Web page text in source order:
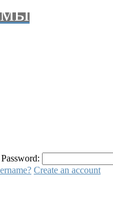
Password:
Create an account